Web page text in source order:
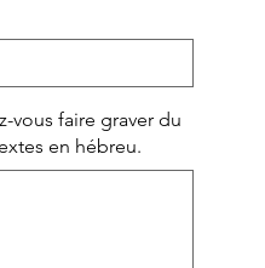
cher et offre un beau
(foncé avec
des points
vous faire graver du
en hébreu.